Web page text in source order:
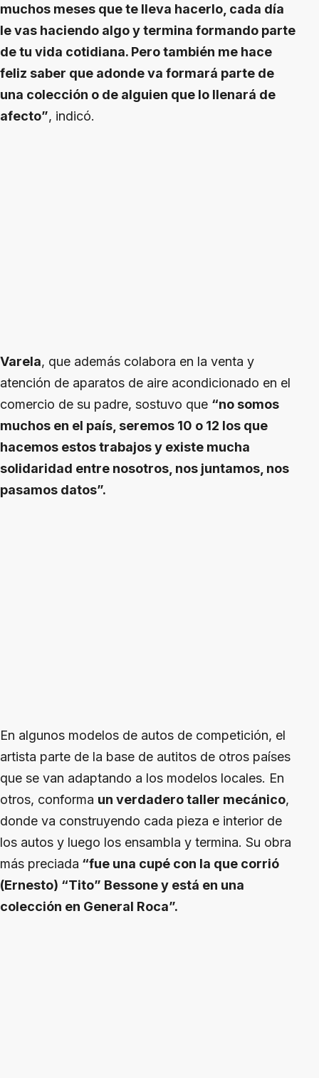
muchos meses que te lleva hacerlo, cada día
le vas haciendo algo y termina formando parte
de tu vida cotidiana. Pero también me hace
feliz saber que adonde va formará parte de
una colección o de alguien que lo llenará de
afecto”, indicó.
Varela, que además colabora en la venta y
atención de aparatos de aire acondicionado en el
comercio de su padre, sostuvo que “no somos
muchos en el país, seremos 10 o 12 los que
hacemos estos trabajos y existe mucha
solidaridad entre nosotros, nos juntamos, nos
pasamos datos”.
En algunos modelos de autos de competición, el
artista parte de la base de autitos de otros países
que se van adaptando a los modelos locales. En
otros, conforma un verdadero taller mecánico,
donde va construyendo cada pieza e interior de
los autos y luego los ensambla y termina. Su obra
más preciada “fue una cupé con la que corrió
(Ernesto) “Tito” Bessone y está en una
colección en General Roca”.